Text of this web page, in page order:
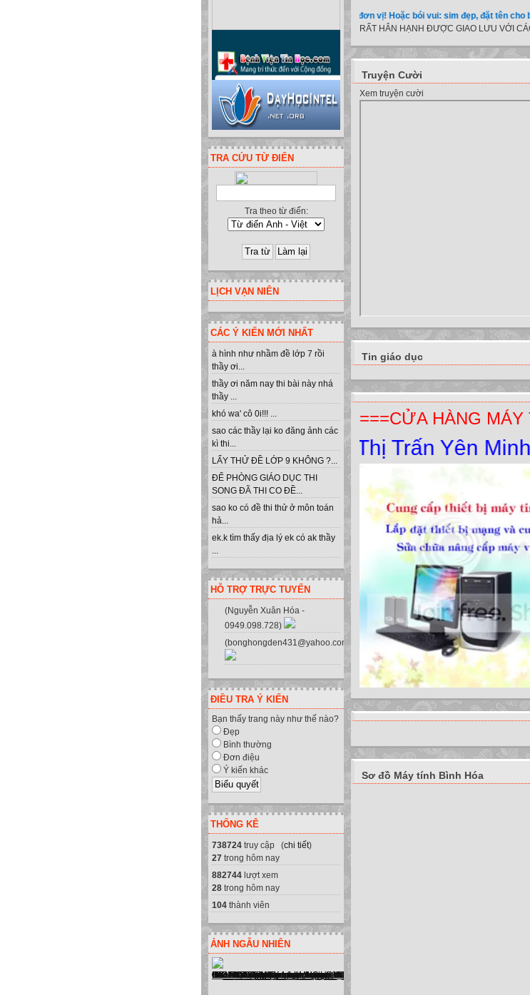
TRA CỨU TỪ ĐIỂN
Tra theo từ điển:
LỊCH VẠN NIÊN
CÁC Ý KIẾN MỚI NHẤT
à hình như nhầm đề lớp 7 rồi
thầy ơi...
thầy ơi năm nay thi bài này nhá
thầy ...
khó wa' cô 0i!!! ...
sao các thầy lại ko đăng ảnh các
kì thi...
LẤY THỬ ĐỀ LỚP 9 KHÔNG ?...
ĐỂ PHÒNG GIÁO DỤC THI
SONG ĐÃ THI CO ĐỀ...
sao ko có đề thi thử ở môn toán
hả...
ek.k tìm thấy địa lý ek có ak thầy
...
HỖ TRỢ TRỰC TUYẾN
(Nguyễn Xuân Hóa -
0949.098.728)
(bonghongden431@yahoo.com.vn)
ĐIỀU TRA Ý KIẾN
Bạn thấy trang này như thế nào?
Đẹp
Bình thường
Đơn điệu
Ý kiến khác
THỐNG KÊ
738724 truy cập (chi tiết)
27 trong hôm nay
882744 lượt xem
28 trong hôm nay
104 thành viên
ẢNH NGẪU NHIÊN
Clik chuột lấy code liên kết các đơn vị! Hoặc bói vui: sim đẹp, đặt tên cho bé,
RẤT HÂN HẠNH ĐƯỢC GIAO LƯU VỚI
Truyện Cười
Xem truyện cười
Tin giáo dục
===CỬA HÀNG
máy in, máy photo . Địa chỉ: Thị Trấn Yên Minh -
Sơ đồ Máy tính Bình Hóa